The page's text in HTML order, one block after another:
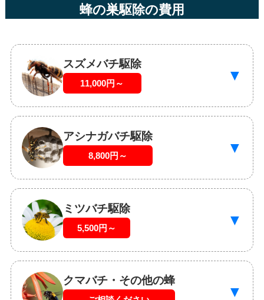
蜂の巣駆除の費用
スズメバチ駆除
11,000円～ ▼
アシナガバチ駆除
8,800円～ ▼
ミツバチ駆除
5,500円～ ▼
クマバチ・その他の蜂
▼